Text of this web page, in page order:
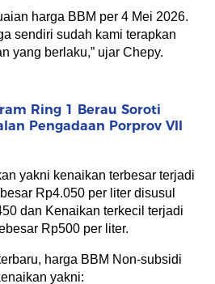
harga BBM per 4 Mei 2026.
sendiri sudah kami terapkan
yang berlaku,” ujar Chepy.
Ring 1 Berau Soroti
Pengadaan Porprov VII
yakni kenaikan terbesar terjadi
Rp4.050 per liter disusul
dan Kenaikan terkecil terjadi
Rp500 per liter.
harga BBM Non-subsidi
yakni: